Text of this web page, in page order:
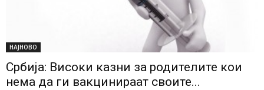
НАЈНОВО
Србија: Високи казни за родителите кои
нема да ги вакцинираат своите...